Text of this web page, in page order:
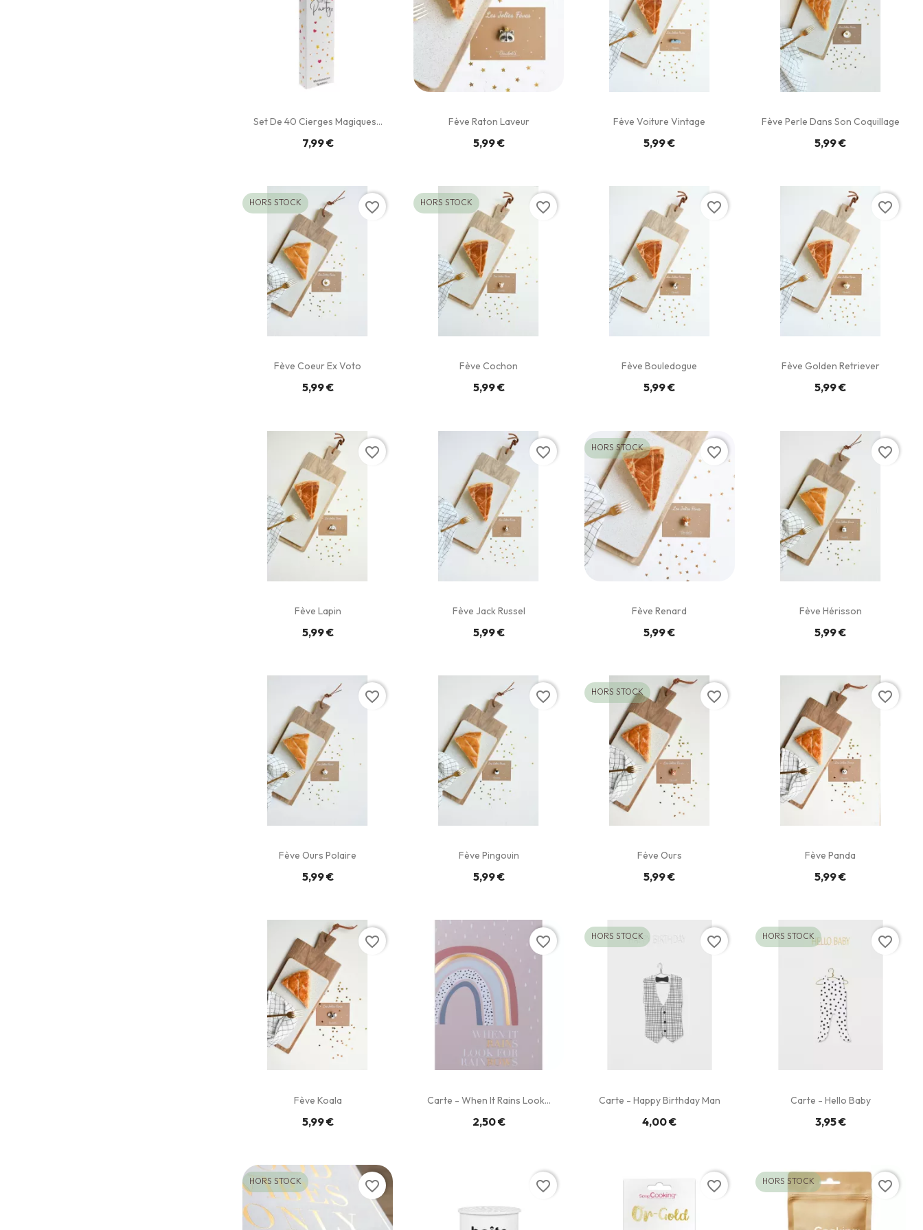
Set De 40 Cierges Magiques...
7,99 €
Fève Raton Laveur
5,99 €
Fève Voiture Vintage
5,99 €
Fève Perle Dans Son Coquillage
5,99 €
Fève Coeur Ex Voto
5,99 €
HORS STOCK favorite_border
Fève Cochon
5,99 €
HORS STOCK favorite_border
Fève Bouledogue
5,99 €
favorite_border
Fève Golden Retriever
5,99 €
favorite_border
Fève Lapin
5,99 €
favorite_border
Fève Jack Russel
5,99 €
favorite_border
Fève Renard
5,99 €
HORS STOCK favorite_border
Fève Hérisson
5,99 €
favorite_border
Fève Ours Polaire
5,99 €
favorite_border
Fève Pingouin
5,99 €
favorite_border
Fève Ours
5,99 €
HORS STOCK favorite_border
Fève Panda
5,99 €
favorite_border
Fève Koala
5,99 €
favorite_border
Carte - When It Rains Look...
2,50 €
favorite_border
Carte - Happy Birthday Man
4,00 €
HORS STOCK favorite_border
Carte - Hello Baby
3,95 €
HORS STOCK favorite_border
HORS STOCK favorite_border favorite_border favorite_border HORS STOCK favorite_border